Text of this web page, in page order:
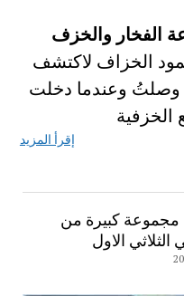
الفخار والخزف
الخزاف لاكتشف
وصلتُ وعندما دخلت
الخزفية
إقرأ المزيد
مجموعة كبيرة من
الثلاثي الاول